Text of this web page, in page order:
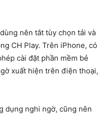
nên tắt tùy chọn tải và
CH Play. Trên iPhone, có
cài đặt phần mềm bẻ
xuất hiện trên điện thoại,
dụng nghi ngờ, cũng nên